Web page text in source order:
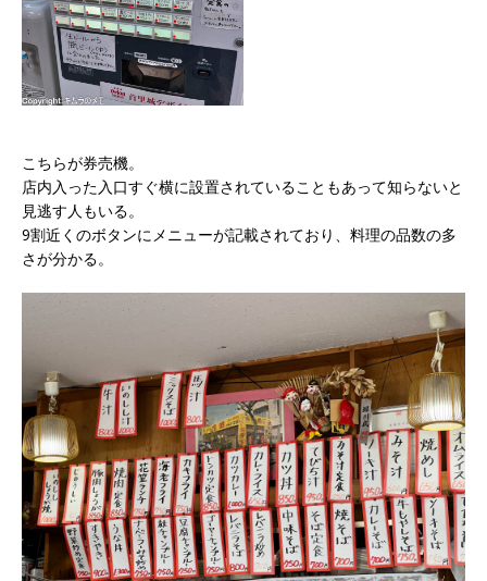
こちらが券売機。
店内入った入口すぐ横に設置されていることもあって知らないと
見逃す人もいる。
9割近くのボタンにメニューが記載されており、料理の品数の多
さが分かる。